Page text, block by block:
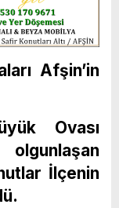
Afşin’in
Ovası
olgunlaşan
İlçenin